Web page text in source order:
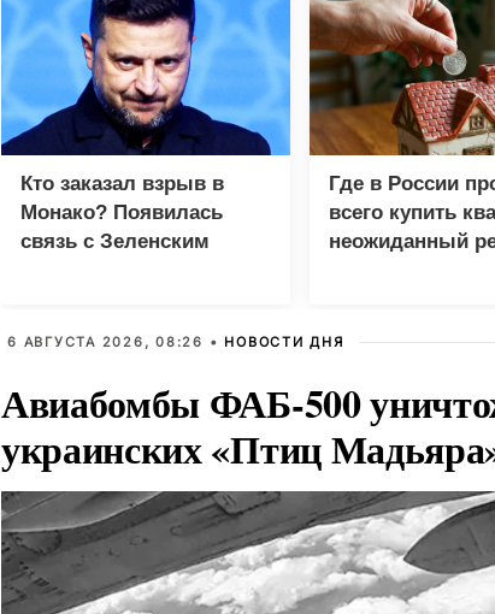
Кто заказал взрыв в
Монако? Появилась
связь с Зеленским
Где в России
всего купить
неожиданный
6 АВГУСТА 2026, 08:26 • НОВОСТИ ДНЯ
Авиабомбы ФАБ-500
украинских «Птиц